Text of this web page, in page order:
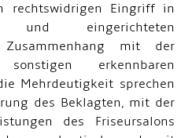
rechtswidrigen Eingriff in
und eingerichteten
Zusammenhang mit der
erkennbaren
Mehrdeutigkeit sprechen
des Beklagten, mit der
des Friseursalons